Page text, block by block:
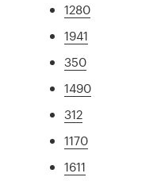
1280
1941
350
1490
312
1170
1611